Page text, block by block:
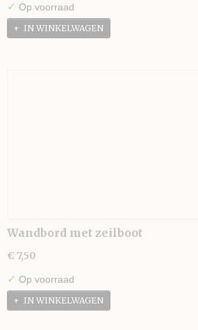
✓ Op voorraad
IN WINKELWAGEN
Wandbord met zeilboot
€ 7,50
✓ Op voorraad
IN WINKELWAGEN